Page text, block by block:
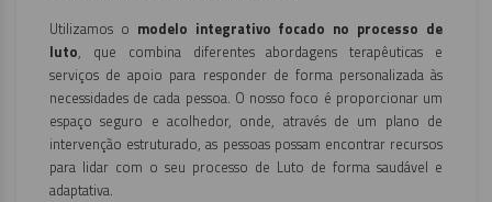
Utilizamos o modelo integrativo focado no processo de
luto, que combina diferentes abordagens terapêuticas e
serviços de apoio para responder de forma personalizada às
necessidades de cada pessoa. O nosso foco é proporcionar um
espaço seguro e acolhedor, onde, através de um plano de
intervenção estruturado, as pessoas possam encontrar recursos
para lidar com o seu processo de Luto de forma saudável e
adaptativa.